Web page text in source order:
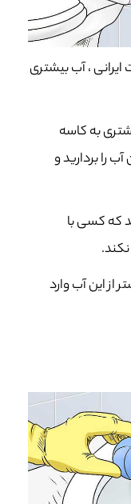
ایرانی ، آب بیشتری
به کاسه
را بردارید و
که کسی با
از این آب وارد